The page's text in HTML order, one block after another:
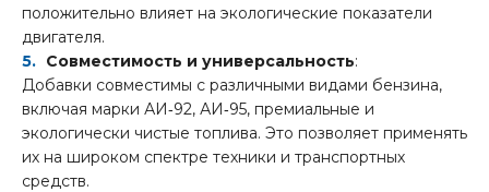
положительно влияет на экологические показатели
двигателя.
Совместимость и универсальность:
Добавки совместимы с различными видами бензина,
включая марки АИ‑92, АИ‑95, премиальные и
экологически чистые топлива. Это позволяет применять
их на широком спектре техники и транспортных
средств.